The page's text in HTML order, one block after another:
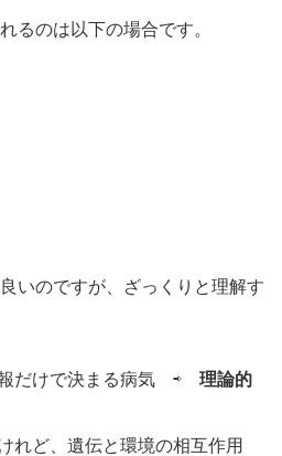
るのは以下の場合です。
いのですが、ざっくりと理解す
報だけで決まる病気 ⇨理論的
れど、遺伝と環境の相互作用